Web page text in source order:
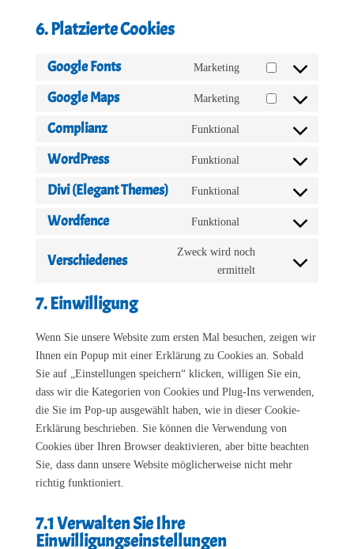
6. Platzierte Cookies
Google Fonts Marketing
Consent
Google Maps Marketing
Consent
Complianz Funktional
complianz
WordPress Funktional
wordpress
Divi (Elegant Themes) Funktional
divi-
(elegant-
Wordfence Funktional
to
service
Verschiedenes
Zweck wird noch
ermittelt
Consent
7. Einwilligung
Wenn Sie unsere Website zum ersten Mal besuchen, zeigen wir
Ihnen ein Popup mit einer Erklärung zu Cookies an. Sobald
Sie auf „Einstellungen speichern“ klicken, willigen Sie ein,
dass wir die Kategorien von Cookies und Plug-Ins verwenden,
die Sie im Pop-up ausgewählt haben, wie in dieser Cookie-
Erklärung beschrieben. Sie können die Verwendung von
Cookies über Ihren Browser deaktivieren, aber bitte beachten
Sie, dass dann unsere Website möglicherweise nicht mehr
richtig funktioniert.
7.1 Verwalten Sie Ihre
Einwilligungseinstellungen